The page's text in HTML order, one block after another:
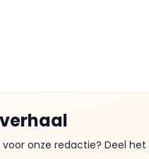
onze redactie? Deel